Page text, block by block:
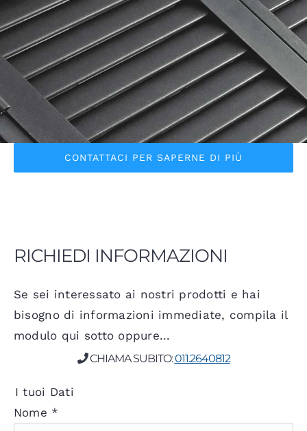
CONTATTACI PER SAPERNE DI PIÙ
RICHIEDI INFORMAZIONI
Se sei interessato ai nostri prodotti e hai
bisogno di informazioni immediate, compila il
modulo qui sotto oppure...
CHIAMA SUBITO:011.2640812
I tuoi Dati
Nome *